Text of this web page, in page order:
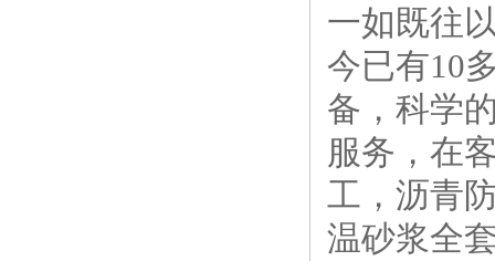
一如既往
今已有10
备，科学
服务，在
工，沥青
温砂浆全